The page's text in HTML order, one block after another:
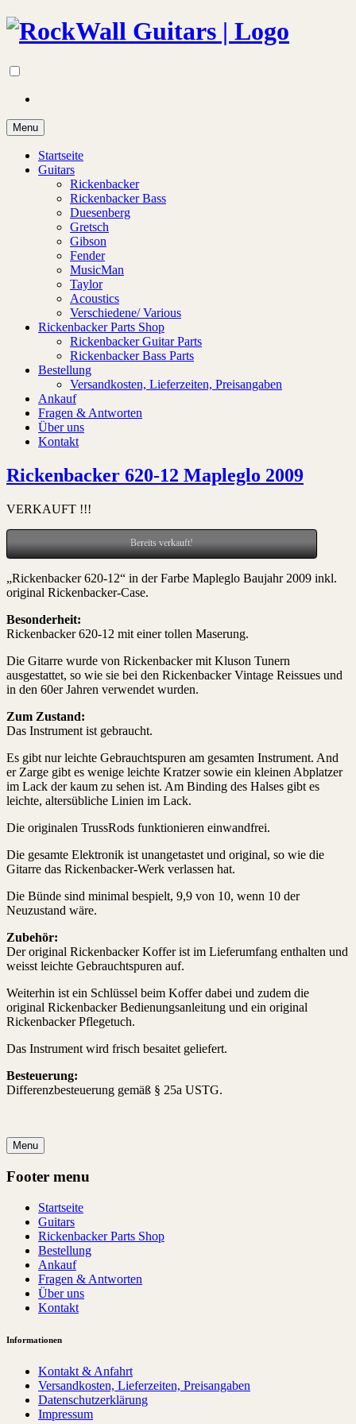
Menu
Startseite
Guitars
Rickenbacker
Rickenbacker Bass
Duesenberg
Gretsch
Gibson
Fender
MusicMan
Taylor
Acoustics
Verschiedene/ Various
Rickenbacker Parts Shop
Rickenbacker Guitar Parts
Rickenbacker Bass Parts
Bestellung
Versandkosten, Lieferzeiten, Preisangaben
Ankauf
Fragen & Antworten
Über uns
Kontakt
Rickenbacker 620-12 Mapleglo 2009
VERKAUFT !!!
Bereits verkauft!
„Rickenbacker 620-12“ in der Farbe Mapleglo Baujahr 2009 inkl.
original Rickenbacker-Case.
Besonderheit:
Rickenbacker 620-12 mit einer tollen Maserung.
Die Gitarre wurde von Rickenbacker mit Kluson Tunern
ausgestattet, so wie sie bei den Rickenbacker Vintage Reissues und
in den 60er Jahren verwendet wurden.
Zum Zustand:
Das Instrument ist gebraucht.
Es gibt nur leichte Gebrauchtspuren am gesamten Instrument. And
er Zarge gibt es wenige leichte Kratzer sowie ein kleinen Abplatzer
im Lack der kaum zu sehen ist. Am Binding des Halses gibt es
leichte, altersübliche Linien im Lack.
Die originalen TrussRods funktionieren einwandfrei.
Die gesamte Elektronik ist unangetastet und original, so wie die
Gitarre das Rickenbacker-Werk verlassen hat.
Die Bünde sind minimal bespielt, 9,9 von 10, wenn 10 der
Neuzustand wäre.
Zubehör:
Der original Rickenbacker Koffer ist im Lieferumfang enthalten und
weisst leichte Gebrauchtspuren auf.
Weiterhin ist ein Schlüssel beim Koffer dabei und zudem die
original Rickenbacker Bedienungsanleitung und ein original
Rickenbacker Pflegetuch.
Das Instrument wird frisch besaitet geliefert.
Besteuerung:
Differenzbesteuerung gemäß § 25a USTG.
Menu
Footer menu
Startseite
Guitars
Rickenbacker Parts Shop
Bestellung
Ankauf
Fragen & Antworten
Über uns
Kontakt
Informationen
Kontakt & Anfahrt
Versandkosten, Lieferzeiten, Preisangaben
Datenschutzerklärung
Impressum